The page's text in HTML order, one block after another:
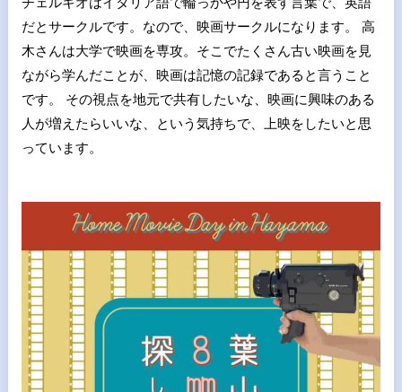
だとサークルです。なので、映画サークルになります。 高
木さんは大学で映画を専攻。そこでたくさん古い映画を見
ながら学んだことが、映画は記憶の記録であると言うこと
です。 その視点を地元で共有したいな、映画に興味のある
人が増えたらいいな、という気持ちで、上映をしたいと思
っています。